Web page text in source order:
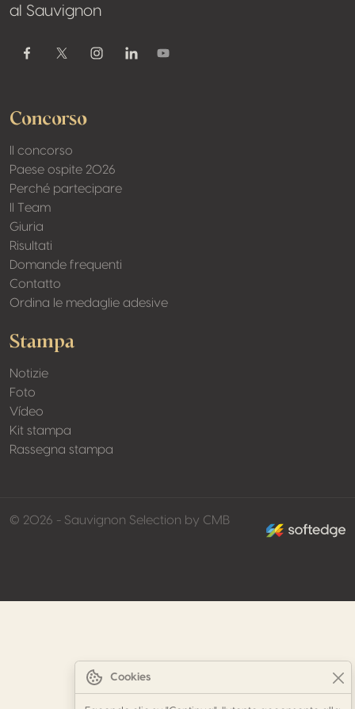
al Sauvignon
FacebookTwitter / XInstagramLinkedinYoutube
Concorso
Il concorso
Paese ospite 2026
Perché partecipare
Il Team
Giuria
Risultati
Domande frequenti
Contatto
Ordina le medaglie adesive
Stampa
Notizie
Foto
Vídeo
Kit stampa
Rassegna stampa
© 2026 - Sauvignon Selection by CMB
Cookies